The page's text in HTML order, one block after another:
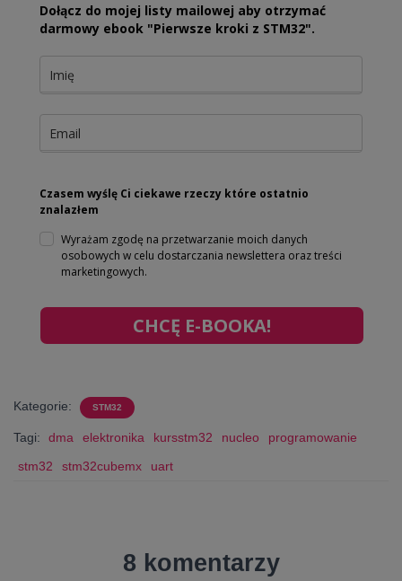
Dołącz do mojej listy mailowej aby otrzymać
darmowy ebook "Pierwsze kroki z STM32".
Czasem wyślę Ci ciekawe rzeczy które ostatnio
znalazłem
Wyrażam zgodę na przetwarzanie moich danych
osobowych w celu dostarczania newslettera oraz treści
marketingowych.
CHCĘ E-BOOKA!
Kategorie: STM32
Tagi: dma elektronika kursstm32 nucleo
programowanie
stm32
stm32cubemx uart
8 komentarzy